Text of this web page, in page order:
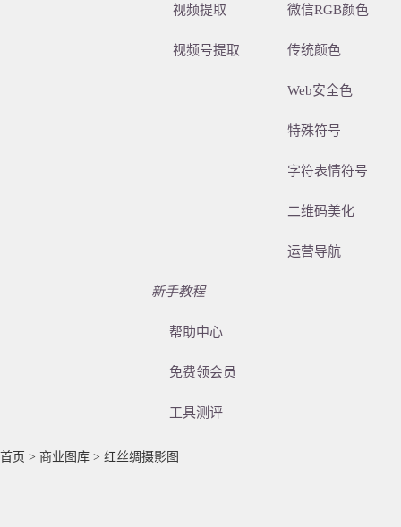
视频提取
视频号提取
微信RGB颜色
传统颜色
Web安全色
特殊符号
字符表情符号
二维码美化
运营导航
新手教程
帮助中心
免费领会员
工具测评
首页 > 商业图库 > 红丝绸摄影图